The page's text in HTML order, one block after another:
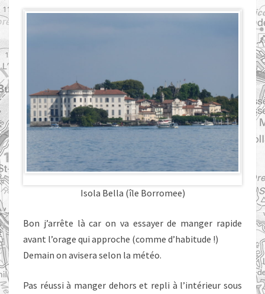
Isola Bella (île Borromee)
Bon j’arrête là car on va essayer de manger rapide
avant l’orage qui approche (comme d’habitude !)
Demain on avisera selon la météo.
Pas réussi à manger dehors et repli à l’intérieur sous